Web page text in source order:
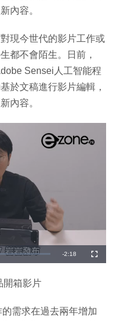
內容。
現今世代的影片工作或
都不會陌生。日前，
Sensei人工智能程
於文稿進行影片編輯，
內容。
剩
間
-2:18
全
螢
開箱影片
需求在過去兩年增加